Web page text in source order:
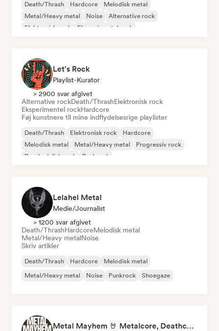
Death/Thrash Hardcore
Melodisk metal
Metal/Heavy metal
Noise
Alternative rock
Elektronisk rock
Eksperimentel rock
Let's Rock
Playlist-Kurator
> 2900 svar afgivet
Alternative rockDeath/ThrashElektronisk rock
Eksperimentel rockHardcore
Føj kunstnere til mine indflydelsesrige playlister
Death/Thrash Elektronisk rock
Hardcore
Melodisk metal
Metal/Heavy metal
Progressiv rock
Psychedelisk rock
Punkrock
Lelahel Metal
Medie/journalist
> 1200 svar afgivet
Death/ThrashHardcoreMelodisk metal
Metal/Heavy metalNoise
Skriv artikler
Death/Thrash Hardcore
Melodisk metal
Metal/Heavy metal
Noise Punkrock Shoegaze
Metal Mayhem 🤘 Metalcore, Deathcore & Progressive Metal